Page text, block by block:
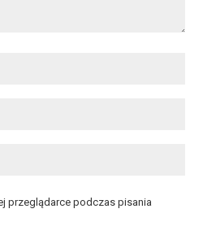
przeglądarce podczas pisania